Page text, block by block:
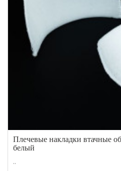
Плечевые накладки втачные
белый
..